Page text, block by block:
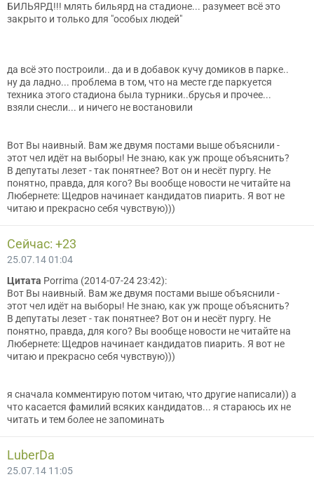
БИЛЬЯРД!!! млять бильярд на стадионе... разумеет всё это
закрыто и только для "особых людей"
да всё это построили.. да и в добавок кучу домиков в парке..
ну да ладно... проблема в том, что на месте где паркуется
техника этого стадиона была турники..брусья и прочее...
взяли снесли... и ничего не востановили
Вот Вы наивный. Вам же двумя постами выше объяснили -
этот чел идёт на выборы! Не знаю, как уж проще объяснить?
В депутаты лезет - так понятнее? Вот он и несёт пургу. Не
понятно, правда, для кого? Вы вообще новости не читайте на
Любернете: Щедров начинает кандидатов пиарить. Я вот не
читаю и прекрасно себя чувствую)))
Сейчас: +23
25.07.14 01:04
Цитата Porrima (2014-07-24 23:42):
Вот Вы наивный. Вам же двумя постами выше объяснили -
этот чел идёт на выборы! Не знаю, как уж проще объяснить?
В депутаты лезет - так понятнее? Вот он и несёт пургу. Не
понятно, правда, для кого? Вы вообще новости не читайте на
Любернете: Щедров начинает кандидатов пиарить. Я вот не
читаю и прекрасно себя чувствую)))
я сначала комментирую потом читаю, что другие написали)) а
что касается фамилий всяких кандидатов... я стараюсь их не
читать и тем более не запоминать
LuberDa
25.07.14 11:05